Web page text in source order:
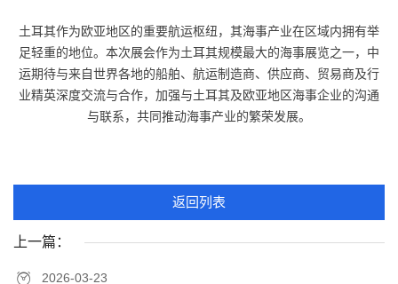
土耳其作为欧亚地区的重要航运枢纽，其海事产业在区域内拥有举
足轻重的地位。本次展会作为土耳其规模最大的海事展览之一，中
运期待与来自世界各地的船舶、航运制造商、供应商、贸易商及行
业精英深度交流与合作，加强与土耳其及欧亚地区海事企业的沟通
与联系，共同推动海事产业的繁荣发展。
返回列表
上一篇：
2026-03-23